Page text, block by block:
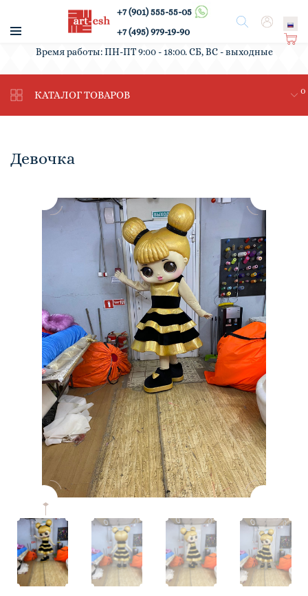
Поиск
+7 (901) 555-55-05
+7 (495) 979-19-90
Ко
ин
а
0
Вход
/
Время работы: ПН-ПТ 9:00 - 18:00. СБ, ВС - выходные
КАТАЛОГ ТОВАРОВ
Девочка